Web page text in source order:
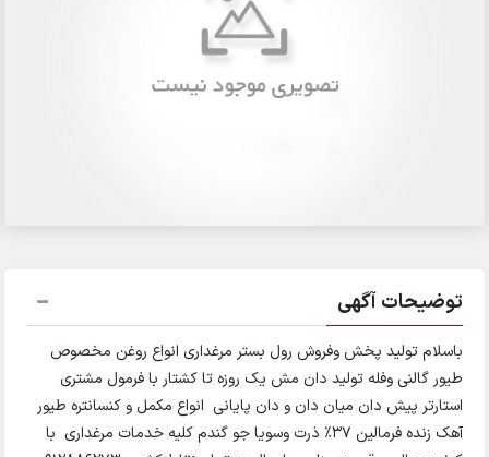
توضیحات آگهی
باسلام تولید پخش وفروش رول بستر مرغداری انواع روغن مخصوص
طیور گالنی وفله تولید دان مش یک روزه تا کشتار با فرمول مشتری
استارتر پیش دان میان دان و دان پایانی انواع مکمل و کنسانتره طیور
آهک زنده فرمالین ۳۷٪ ذرت وسویا جو گندم کلیه خدمات مرغداری با